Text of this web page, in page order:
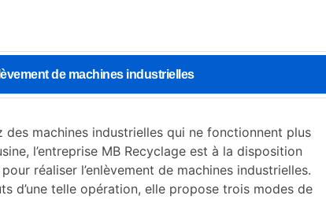
de machines industrielles
des machines industrielles qui ne fonctionnent plus
l’entreprise MB Recyclage est à la disposition
réaliser l’enlèvement de machines industrielles.
d’une telle opération, elle propose trois modes de